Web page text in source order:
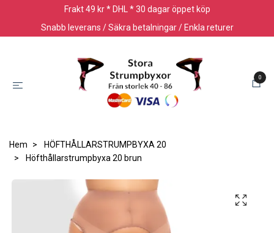
Frakt 49 kr * DHL * 30 dagar öppet köp
Snabb leverans / Säkra betalningar / Enkla returer
0
Hem
HÖFTHÅLLARSTRUMPBYXA 20
Höfthållarstrumpbyxa 20 brun